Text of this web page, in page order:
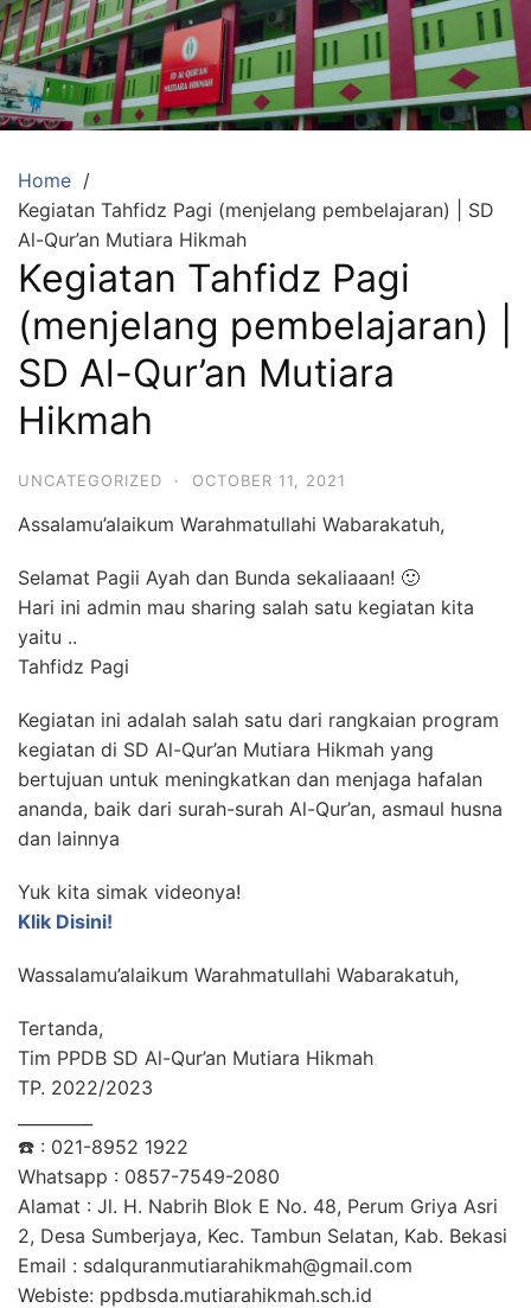
Skip
to
content
SDA
Mutiara
Tambun
Selatan
Bekasi
Beriman,
Berakhlaq
dan
Berprestasi
Home
Kegiatan Tahfidz Pagi (menjelang pembelajaran) | SD
Al-Qur’an Mutiara Hikmah
Kegiatan Tahfidz Pagi
(menjelang pembelajaran) |
SD Al-Qur’an Mutiara
Hikmah
UNCATEGORIZED · OCTOBER 11, 2021
Assalamu’alaikum Warahmatullahi Wabarakatuh,
Selamat Pagii Ayah dan Bunda sekaliaaan! 🙂
Hari ini admin mau sharing salah satu kegiatan kita
yaitu ..
Tahfidz Pagi
Kegiatan ini adalah salah satu dari rangkaian program
kegiatan di SD Al-Qur’an Mutiara Hikmah yang
bertujuan untuk meningkatkan dan menjaga hafalan
ananda, baik dari surah-surah Al-Qur’an, asmaul husna
dan lainnya
Yuk kita simak videonya!
Klik Disini!
Wassalamu’alaikum Warahmatullahi Wabarakatuh,
Tertanda,
Tim PPDB SD Al-Qur’an Mutiara Hikmah
TP. 2022/2023
☎️ : 021-8952 1922
Whatsapp : 0857-7549-2080
Alamat : Jl. H. Nabrih Blok E No. 48, Perum Griya Asri
2, Desa Sumberjaya, Kec. Tambun Selatan, Kab. Bekasi
Email : sdalquranmutiarahikmah@gmail.com
Webiste: ppdbsda.mutiarahikmah.sch.id